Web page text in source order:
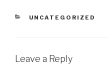
CATEGORIES
UNCATEGORIZED
Leave a Reply